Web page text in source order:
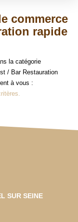
commerce
rapide
la catégorie
/ Bar Restauration
à vous :
SUR SEINE